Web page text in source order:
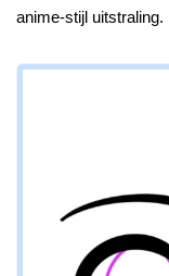
anime-stijl uitstraling.